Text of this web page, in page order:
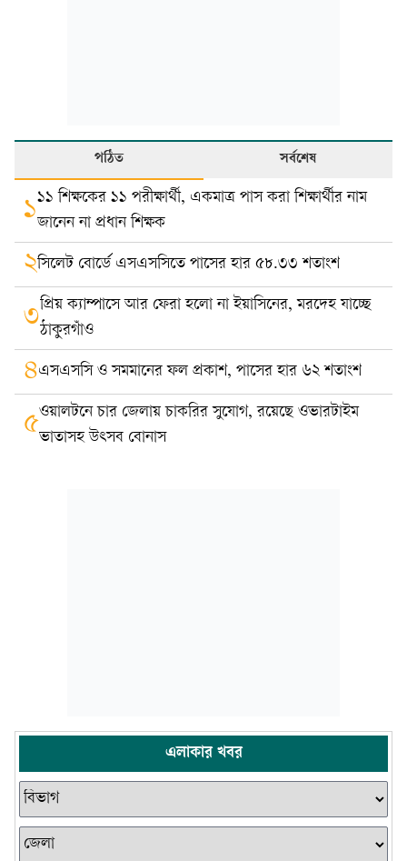
পঠিত সর্বশেষ
১১১ শিক্ষকের ১১ পরীক্ষার্থী, একমাত্র পাস করা শিক্ষার্থীর নাম
জানেন না প্রধান শিক্ষক
২সিলেট বোর্ডে এসএসসিতে পাসের হার ৫৮.৩৩ শতাংশ
৩প্রিয় ক্যাম্পাসে আর ফেরা হলো না ইয়াসিনের, মরদেহ যাচ্ছে
ঠাকুরগাঁও
৪এসএসসি ও সমমানের ফল প্রকাশ, পাসের হার ৬২ শতাংশ
৫ওয়ালটনে চার জেলায় চাকরির সুযোগ, রয়েছে ওভারটাইম
ভাতাসহ উৎসব বোনাস
এলাকার খবর